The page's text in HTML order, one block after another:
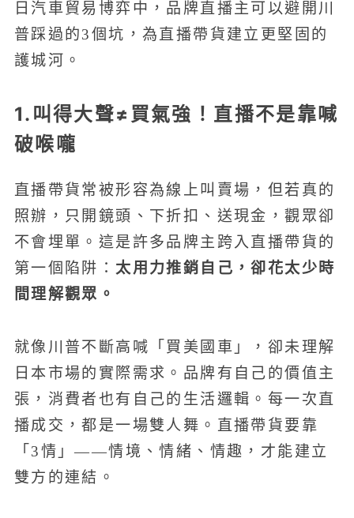
日汽車貿易博弈中，品牌直播主可以避開川
普踩過的3個坑，為直播帶貨建立更堅固的
護城河。
1.叫得大聲≠買氣強！直播不是靠喊
破喉嚨
直播帶貨常被形容為線上叫賣場，但若真的
照辦，只開鏡頭、下折扣、送現金，觀眾卻
不會埋單。這是許多品牌主跨入直播帶貨的
第一個陷阱：太用力推銷自己，卻花太少時
間理解觀眾。
就像川普不斷高喊「買美國車」，卻未理解
日本市場的實際需求。品牌有自己的價值主
張，消費者也有自己的生活邏輯。每一次直
播成交，都是一場雙人舞。直播帶貨要靠
「3情」——情境、情緒、情趣，才能建立
雙方的連結。